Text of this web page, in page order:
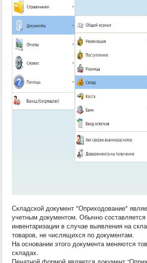
Складской документ "Оприходование"
учетным документом. Обычно составляется
инвентаризации в случае выявления на
товаров, не числящихся по документам.
На основании этого документа меняются
складах.